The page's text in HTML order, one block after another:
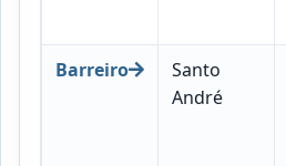
Barreiro
Santo
André